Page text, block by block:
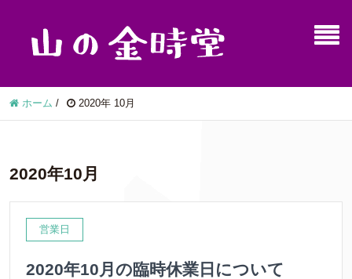
ホーム / 2020年 10月
2020年10月
営業日
2020年10月の臨時休業日について